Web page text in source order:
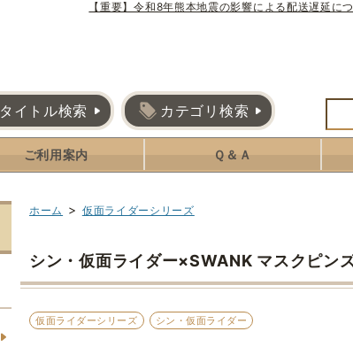
【重要】令和8年熊本地震の影響による配送遅延に
タイトル検索 カテゴリ検索
ご利用案内 Ｑ＆Ａ
ホーム > 仮面ライダーシリーズ
シン・仮面ライダー×SWANK マスクピン
仮面ライダーシリーズ シン・仮面ライダー